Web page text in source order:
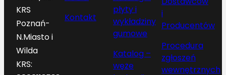
KRS
Poznań-
N.Miasto i
Wilda
KRS:
Kontakt
płyty i
wykładziny
gumowe
Katalog –
węże
i
Producentów
Procedura
zgłoszeń
wewnętrznych